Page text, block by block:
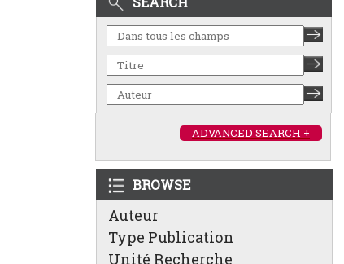
ADVANCED SEARCH +
BROWSE
Auteur
Type Publication
Unité Recherche